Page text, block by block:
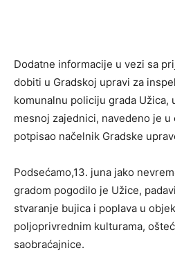
Dodatne informacije u vezi sa
dobiti u Gradskoj upravi za
komunalnu policiju grada Užica,
mesnoj zajednici, navedeno je
potpisao načelnik Gradske
Podsećamo,13. juna jako
gradom pogodilo je Užice,
stvaranje bujica i poplava u
poljoprivrednim kulturama,
saobraćajnice.